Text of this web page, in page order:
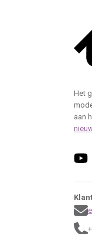
Het
aan